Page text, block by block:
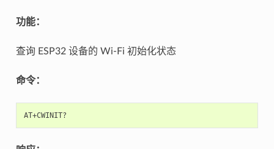
功能：
查询 ESP32 设备的 Wi-Fi 初始化状态
命令：